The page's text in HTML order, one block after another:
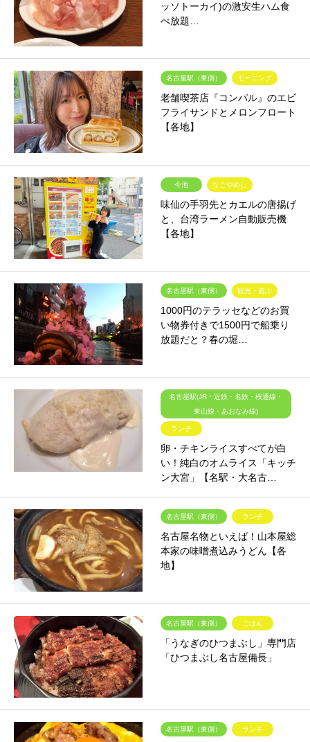
ッソトーカイ)の激安生ハム食
べ放題…
名古屋駅（東側） モーニング
老舗喫茶店『コンパル』のエビ
フライサンドとメロンフロート
【各地】
今池 なごやめし
味仙の手羽先とカエルの唐揚げ
と、台湾ラーメン自動販売機
【各地】
名古屋駅（東側） 観光・遊ぶ
1000円のテラッセなどのお買
い物券付きで1500円で船乗り
放題だと？春の堀…
名古屋駅(JR・近鉄・名鉄・桜通線・
東山線・あおなみ線)
ランチ
卵・チキンライスすべてが白
い！純白のオムライス「キッチ
ン大宮」【名駅・大名古…
名古屋駅（東側） ランチ
名古屋名物といえば！山本屋総
本家の味噌煮込みうどん【各
地】
名古屋駅（東側） ごはん
「うなぎのひつまぶし」専門店
「ひつまぶし名古屋備長」
名古屋駅（東側） ランチ